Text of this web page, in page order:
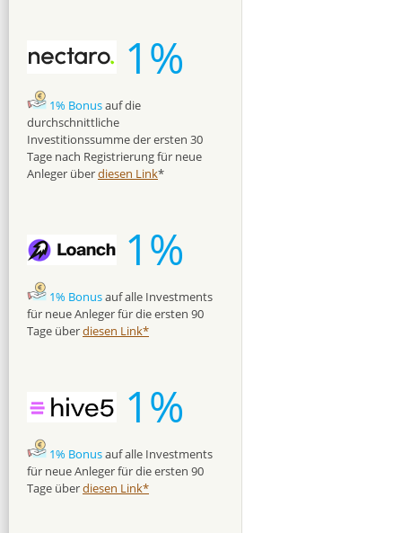
1%
1% Bonusauf die
durchschnittliche
Investitionssumme der ersten 30
Tage nach Registrierung für neue
Anleger überdiesen Link*
1%
1% Bonusauf alle Investments
für neue Anleger für die ersten 90
Tage überdiesen Link*
1%
1% Bonusauf alle Investments
für neue Anleger für die ersten 90
Tage überdiesen Link*